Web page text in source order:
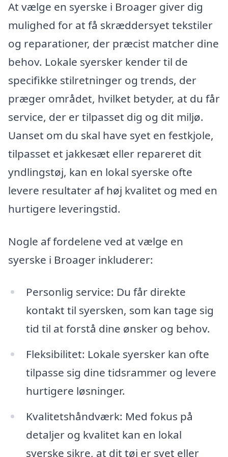
At vælge en syerske i Broager giver dig
mulighed for at få skræddersyet tekstiler
og reparationer, der præcist matcher dine
behov. Lokale syersker kender til de
specifikke stilretninger og trends, der
præger området, hvilket betyder, at du får
service, der er tilpasset dig og dit miljø.
Uanset om du skal have syet en festkjole,
tilpasset et jakkesæt eller repareret dit
yndlingstøj, kan en lokal syerske ofte
levere resultater af høj kvalitet og med en
hurtigere leveringstid.
Nogle af fordelene ved at vælge en
syerske i Broager inkluderer:
Personlig service: Du får direkte
kontakt til syersken, som kan tage sig
tid til at forstå dine ønsker og behov.
Fleksibilitet: Lokale syersker kan ofte
tilpasse sig dine tidsrammer og levere
hurtigere løsninger.
Kvalitetshåndværk: Med fokus på
detaljer og kvalitet kan en lokal
syerske sikre, at dit tøj er syet eller